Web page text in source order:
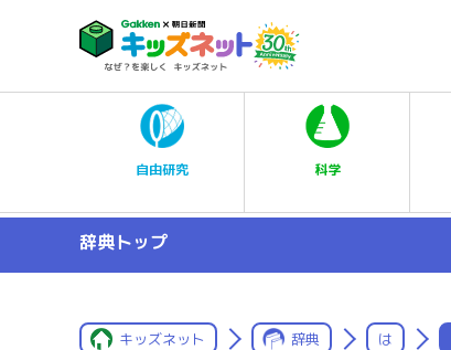
自由研究 科学
辞典トップ
キッズネット 辞典 は